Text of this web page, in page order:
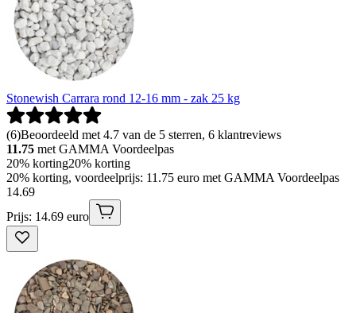
Stonewish Carrara rond 12-16 mm - zak 25 kg
(6)Beoordeeld met 4.7 van de 5 sterren, 6 klantreviews
11.75 met GAMMA Voordeelpas
20% korting20% korting
20% korting, voordeelprijs: 11.75 euro met GAMMA Voordeelpas
14.69
Prijs: 14.69 euro